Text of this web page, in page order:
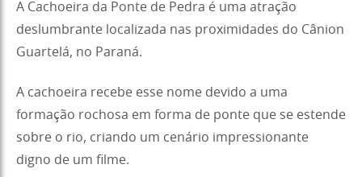
A Cachoeira da Ponte de Pedra é uma atração
deslumbrante localizada nas proximidades do Cânion
Guartelá, no Paraná.
A cachoeira recebe esse nome devido a uma
formação rochosa em forma de ponte que se estende
sobre o rio, criando um cenário impressionante
digno de um filme.